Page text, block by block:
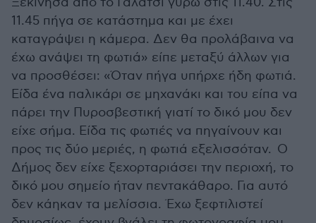
11.45 πήγα σε κατάστημα και με έχει
καταγράψει η κάμερα. Δεν θα προλάβαινα να
έχω ανάψει τη φωτιά» είπε μεταξύ άλλων για
να προσθέσει: «Όταν πήγα υπήρχε ήδη φωτιά.
Είδα ένα παλικάρι σε μηχανάκι και του είπα να
πάρει την Πυροσβεστική γιατί το δικό μου δεν
είχε σήμα. Είδα τις φωτιές να πηγαίνουν και
προς τις δύο μεριές, η φωτιά εξελισσόταν. Ο
Δήμος δεν είχε ξεχορταριάσει την περιοχή, το
δικό μου σημείο ήταν πεντακάθαρο. Για αυτό
δεν κάηκαν τα μελίσσια. Έχω ξεφτιλιστεί